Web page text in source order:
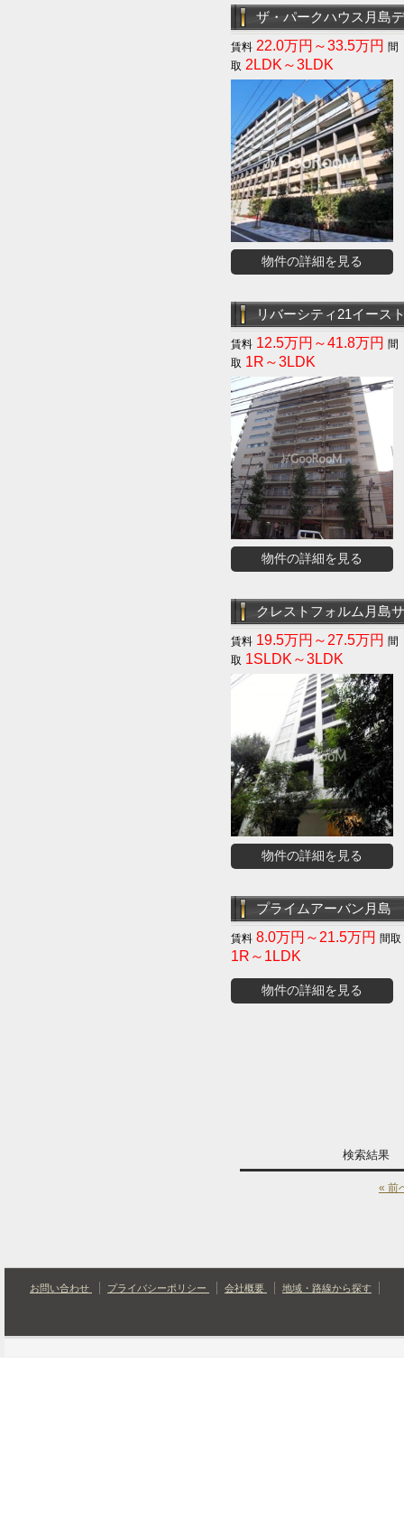
ザ・パークハウス月島
22.0万円～33.5万円
2LDK～3LDK
物件の詳細を見る
リバーシティ21イース
12.5万円～41.8万円
1R～3LDK
物件の詳細を見る
クレストフォルム月島
19.5万円～27.5万円
1SLDK～3LDK
物件の詳細を見る
プライムアーバン月島
8.0万円～21.5万円
1R～1LDK
物件の詳細を見る
検索結
« 前
お問い合わせ プライバシーポリシー 会社概要 地域・路線から探す